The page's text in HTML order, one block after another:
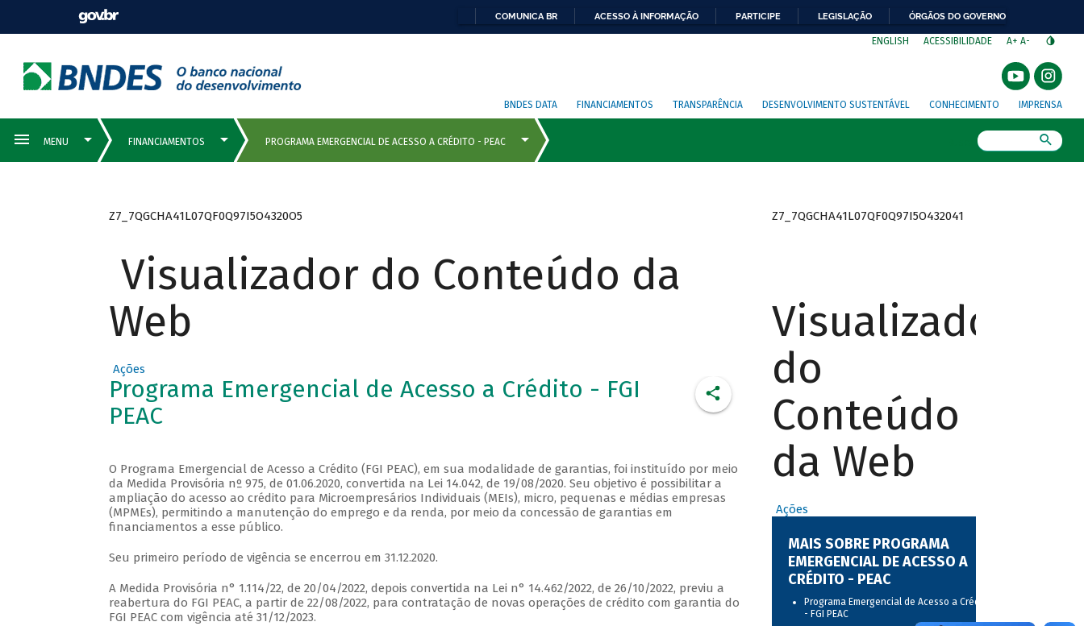
COMUNICA BR ACESSO À INFORMAÇÃO PARTICIPE LEGISLAÇÃO ÓRGÃOS DO GOVERNO
ENGLISH ACESSIBILIDADE A+ A-
BNDES DATA FINANCIAMENTOS TRANSPARÊNCIA DESENVOLVIMENTO SUSTENTÁVEL CONHECIMENTO IMPRENSA
Z7_7QGCHA41L07QF0Q97I5O4320O5
Visualizador do Conteúdo da
Web
Ações
Programa Emergencial de Acesso a Crédito - FGI
PEAC
O Programa Emergencial de Acesso a Crédito (FGI PEAC), em sua modalidade de garantias, foi instituído por meio
da Medida Provisória nº 975, de 01.06.2020, convertida na Lei 14.042, de 19/08/2020. Seu objetivo é possibilitar a
ampliação do acesso ao crédito para Microempresários Individuais (MEIs), micro, pequenas e médias empresas
(MPMEs), permitindo a manutenção do emprego e da renda, por meio da concessão de garantias em
financiamentos a esse público.
Seu primeiro período de vigência se encerrou em 31.12.2020.
A Medida Provisória n° 1.114/22, de 20/04/2022, depois convertida na Lei n° 14.462/2022, de 26/10/2022, previu a
reabertura do FGI PEAC, a partir de 22/08/2022, para contratação de novas operações de crédito com garantia do
FGI PEAC com vigência até 31/12/2023.
Z7_7QGCHA41L07QF0Q97I5O432041
Visualizador
do
Conteúdo
da Web
Ações
MAIS SOBRE PROGRAMA
EMERGENCIAL DE ACESSO A
CRÉDITO - PEAC
Programa Emergencial de Acesso a Crédito
- FGI PEAC